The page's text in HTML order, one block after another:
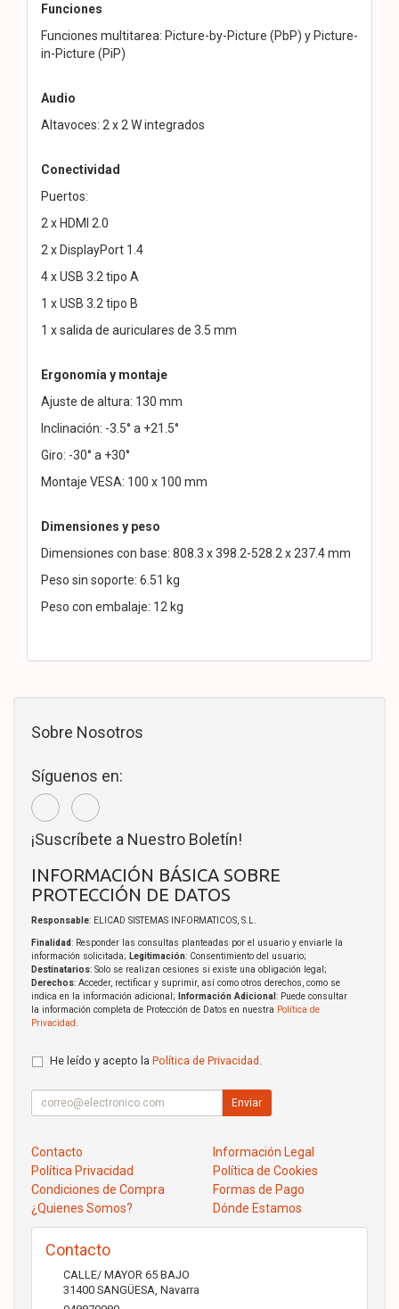
Funciones
Funciones multitarea: Picture-by-Picture (PbP) y Picture-
in-Picture (PiP)
Audio
Altavoces: 2 x 2 W integrados
Conectividad
Puertos:
2 x HDMI 2.0
2 x DisplayPort 1.4
4 x USB 3.2 tipo A
1 x USB 3.2 tipo B
1 x salida de auriculares de 3.5 mm
Ergonomía y montaje
Ajuste de altura: 130 mm
Inclinación: -3.5° a +21.5°
Giro: -30° a +30°
Montaje VESA: 100 x 100 mm
Dimensiones y peso
Dimensiones con base: 808.3 x 398.2-528.2 x 237.4 mm
Peso sin soporte: 6.51 kg
Peso con embalaje: 12 kg
Sobre Nosotros
Síguenos en:
¡Suscríbete a Nuestro Boletín!
INFORMACIÓN BÁSICA SOBRE
PROTECCIÓN DE DATOS
Responsable: ELICAD SISTEMAS INFORMATICOS, S.L.
Finalidad: Responder las consultas planteadas por el usuario y enviarle la
información solicitada; Legitimación: Consentimiento del usuario;
Destinatarios: Solo se realizan cesiones si existe una obligación legal;
Derechos: Acceder, rectificar y suprimir, así como otros derechos, como se
indica en la información adicional;
Información Adicional : Puede consultar
la información completa de Protección de Datos en nuestra Política de
Privacidad
He leído y acepto la Política de Privacidad
Enviar
Contacto
Información Legal
Política Privacidad
Política de Cookies
Condiciones de Compra
Formas de Pago
¿Quienes Somos?
Dónde Estamos
Contacto
CALLE/ MAYOR 65 BAJO
31400 SANGÜESA Navarra